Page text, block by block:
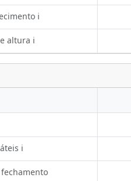
ℹ️
altura ℹ️
ℹ️